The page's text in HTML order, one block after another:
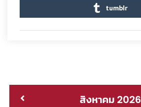
tumblr
สิงหาคม 2026